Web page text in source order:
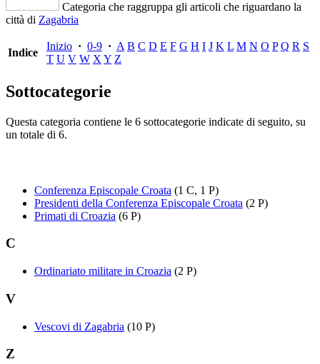
Categoria che raggruppa gli articoli che riguardano la
città di Zagabria
Indice
Inizio · 0-9 · A B C D E F G H I J K L M N O P Q R S
T U V W XY Z
Sottocategorie
Questa categoria contiene le 6 sottocategorie indicate di seguito, su
un totale di 6.
Conferenza Episcopale Croata (1 C, 1 P)
Presidenti della Conferenza Episcopale Croata (2 P)
Primati di Croazia (6 P)
C
Ordinariato militare in Croazia (2 P)
V
Vescovi di Zagabria (10 P)
Z